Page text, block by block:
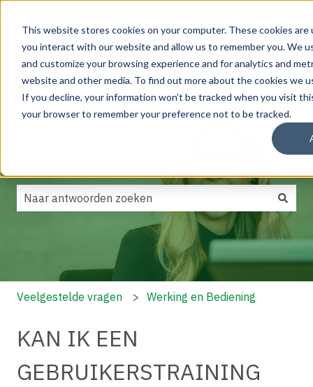
This website stores cookies on your computer. These cookies
you interact with our website and allow us to remember you. We
and customize your browsing experience and for analytics and
website and other media. To find out more about the cookies we
If you decline, your information won’t be tracked when you visit
your browser to remember your preference not to be tracked.
Oplossingen
Submenu tonen voor Oplossingen
Producten
Submenu tonen voor
Service
Hoe kunnen we je helpen?
Er zijn geen suggesties want het zoekveld is leeg.
Veelgestelde vragen Werking en Bediening
KAN IK EEN
GEBRUIKERSTRAINING